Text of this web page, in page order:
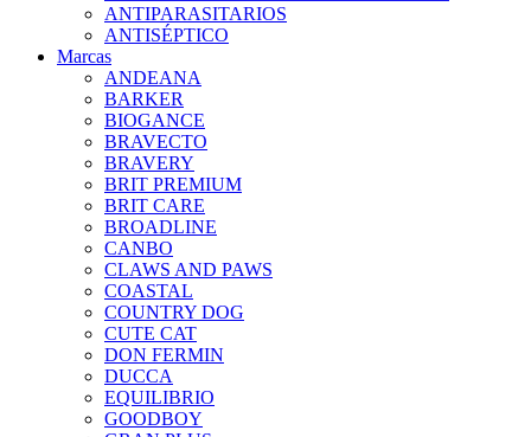
ANTIPARASITARIOS
ANTISÉPTICO
Marcas
ANDEANA
BARKER
BIOGANCE
BRAVECTO
BRAVERY
BRIT PREMIUM
BRIT CARE
BROADLINE
CANBO
CLAWS AND PAWS
COASTAL
COUNTRY DOG
CUTE CAT
DON FERMIN
DUCCA
EQUILIBRIO
GOODBOY